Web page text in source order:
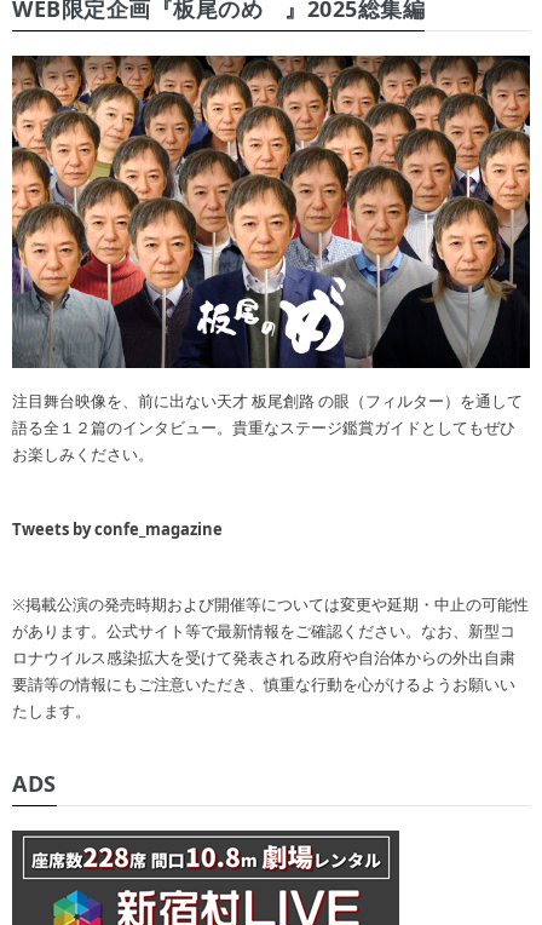
WEB限定企画『板尾のめ゙』2025総集編
注目舞台映像を、前に出ない天才 板尾創路 の眼（フィルター）を通して
語る全１２篇のインタビュー。貴重なステージ鑑賞ガイドとしてもぜひ
お楽しみください。
Tweets by confe_magazine
※掲載公演の発売時期および開催等については変更や延期・中止の可能性
があります。公式サイト等で最新情報をご確認ください。なお、新型コ
ロナウイルス感染拡大を受けて発表される政府や自治体からの外出自粛
要請等の情報にもご注意いただき、慎重な行動を心がけるようお願いい
たします。
ADS